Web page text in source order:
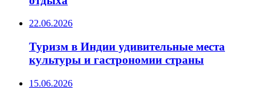
22.06.2026
Туризм в Индии удивительные места
культуры и гастрономии страны
15.06.2026